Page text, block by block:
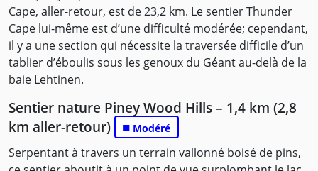
Cape, aller-retour, est de 23,2 km. Le sentier Thunder
Cape lui-même est d’une difficulté modérée; cependant,
il y a une section qui nécessite la traversée difficile d’un
tablier d’éboulis sous les genoux du Géant au-delà de la
baie Lehtinen.
Sentier nature Piney Wood Hills – 1,4 km (2,8
km aller-retour)
■ Modéré
Serpentant à travers un terrain vallonné boisé de pins,